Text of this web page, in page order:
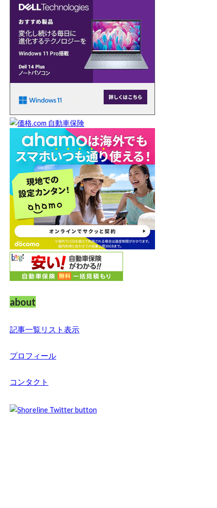
about
記事一覧リスト表示
プロフィール
コンタクト